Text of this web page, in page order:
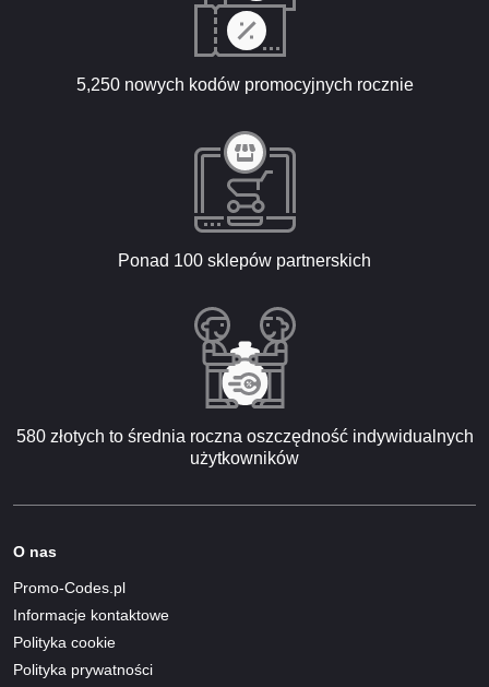
5,250 nowych kodów promocyjnych rocznie
Ponad 100 sklepów partnerskich
580 złotych to średnia roczna oszczędność indywidualnych
użytkowników
O nas
Promo-Codes.pl
Informacje kontaktowe
Polityka cookie
Polityka prywatności